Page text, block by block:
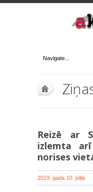
Reizē ar
izlemta
norises
2019. gada 10. jūlijs